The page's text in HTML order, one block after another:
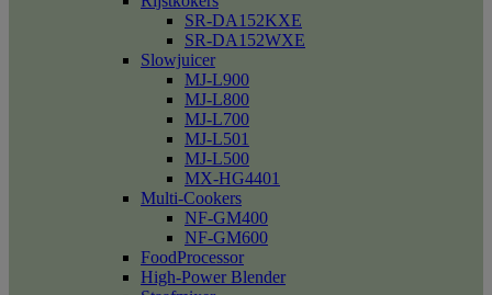
SR-DA152KXE
SR-DA152WXE
Slowjuicer
MJ-L900
MJ-L800
MJ-L700
MJ-L501
MJ-L500
MX-HG4401
Multi-Cookers
NF-GM400
NF-GM600
FoodProcessor
High-Power Blender